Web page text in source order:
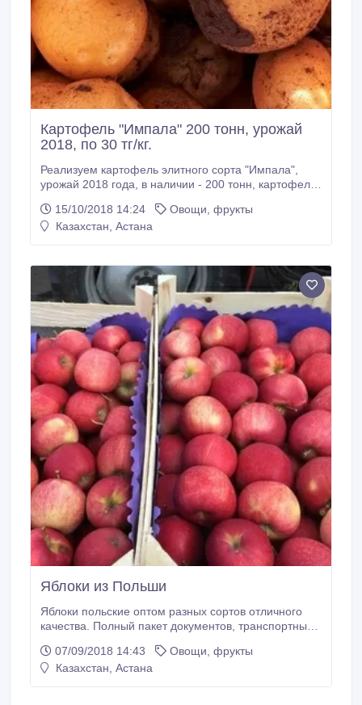
Картофель "Импала" 200 тонн, урожай
2018, по 30 тг/кг.
Реализуем картофель элитного сорта "Импала",
урожай 2018 года, в наличии - 200 тонн, картофель
в сетки по 30 кг. В связи с нехваткой мест хранения
реализуем со скидкой по цене 30 тг/кг. Обсудим
15/10/2018 14:24
Овощи, фрукты
Казахстан, Астана
Яблоки из Польши
Яблоки польские оптом разных сортов отличного
качества. Полный пакет документов, транспортные
07/09/2018 14:43
Овощи, фрукты
Казахстан, Астана